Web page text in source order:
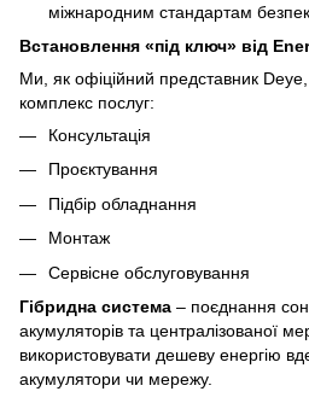
міжнародним стандартам
Встановлення «під ключ» від
Ми, як офіційний представник
комплекс послуг:
Консультація
Проєктування
Підбір обладнання
Монтаж
Сервісне обслуговування
Гібридна система – поєднання
акумуляторів та централізованої
використовувати дешеву енергію
акумулятори чи мережу.